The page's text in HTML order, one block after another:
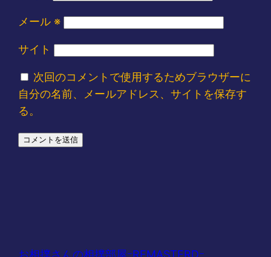
メール ※
サイト
次回のコメントで使用するためブラウザーに
自分の名前、メールアドレス、サイトを保存す
る。
お相撲さんの相撲部屋ｰREMASTERDｰ